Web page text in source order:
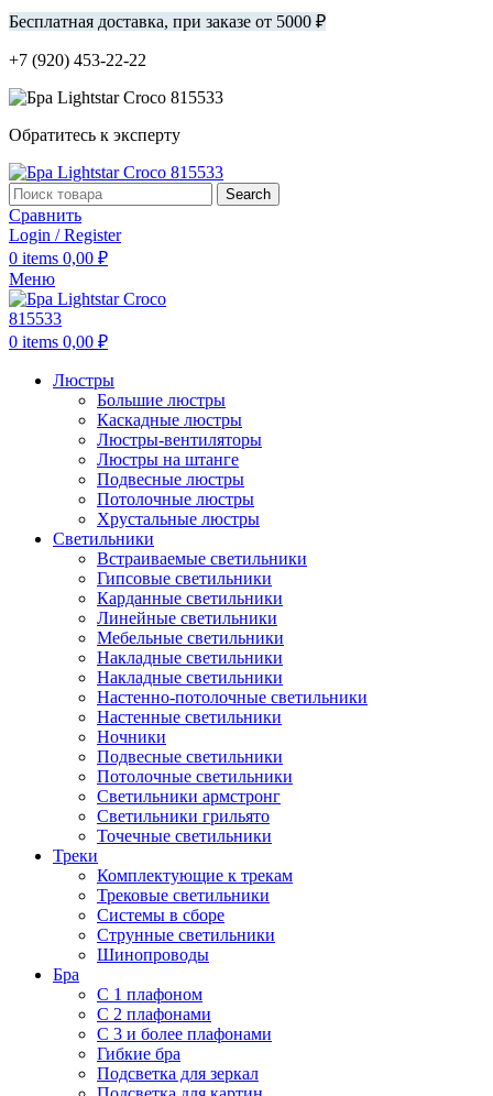
Бесплатная доставка, при заказе от 5000 ₽
+7 (920) 453-22-22
Обратитесь к эксперту
Search
Сравнить
Login / Register
0 items 0,00 ₽
Меню
0 items 0,00 ₽
Люстры
Большие люстры
Каскадные люстры
Люстры-вентиляторы
Люстры на штанге
Подвесные люстры
Потолочные люстры
Хрустальные люстры
Светильники
Встраиваемые светильники
Гипсовые светильники
Карданные светильники
Линейные светильники
Мебельные светильники
Накладные светильники
Накладные светильники
Настенно-потолочные светильники
Настенные светильники
Ночники
Подвесные светильники
Потолочные светильники
Светильники армстронг
Светильники грильято
Точечные светильники
Треки
Комплектующие к трекам
Трековые светильники
Системы в сборе
Струнные светильники
Шинопроводы
Бра
С 1 плафоном
С 2 плафонами
С 3 и более плафонами
Гибкие бра
Подсветка для зеркал